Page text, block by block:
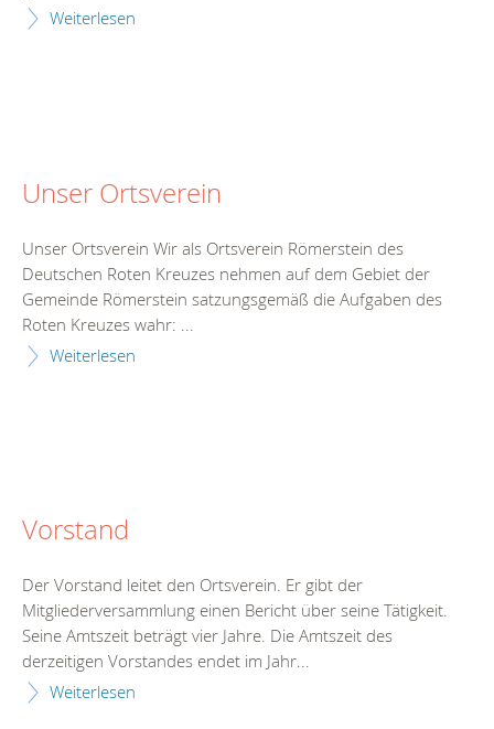
Weiterlesen
Unser Ortsverein
Unser Ortsverein Wir als Ortsverein Römerstein des
Deutschen Roten Kreuzes nehmen auf dem Gebiet der
Gemeinde Römerstein satzungsgemäß die Aufgaben des
Roten Kreuzes wahr: ...
Weiterlesen
Vorstand
Der Vorstand leitet den Ortsverein. Er gibt der
Mitgliederversammlung einen Bericht über seine Tätigkeit.
Seine Amtszeit beträgt vier Jahre. Die Amtszeit des
derzeitigen Vorstandes endet im Jahr...
Weiterlesen